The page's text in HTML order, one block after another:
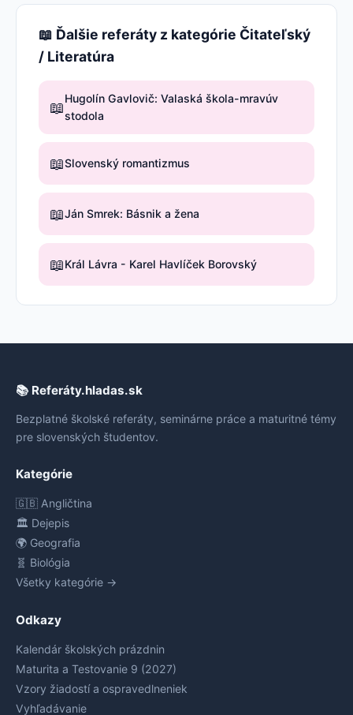
📖 Ďalšie referáty z kategórie Čitateľský
/ Literatúra
📖Hugolín Gavlovič: Valaská škola-mravúv
stodola
📖Slovenský romantizmus
📖Ján Smrek: Básnik a žena
📖Král Lávra - Karel Havlíček Borovský
📚 Referáty.hladas.sk
Bezplatné školské referáty, seminárne práce a maturitné témy
pre slovenských študentov.
Kategórie
🇬🇧 Angličtina
🏛️ Dejepis
🌍 Geografia
🧬 Biológia
Všetky kategórie →
Odkazy
Kalendár školských prázdnin
Maturita a Testovanie 9 (2027)
Vzory žiadostí a ospravedlneniek
Vyhľadávanie